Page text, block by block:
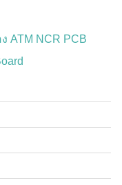
ATM NCR PCB